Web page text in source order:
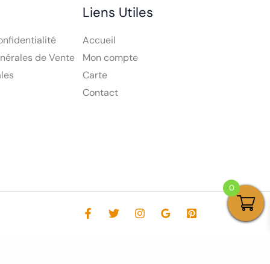
de Vente
Liens Utiles
Accueil
Mon compte
Carte
Contact
0